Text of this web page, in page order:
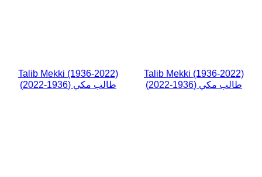
Talib Mekki (1936-2022)
طالب مكي (1936-2022)
Talib Mekki (1936-2022)
طالب مكي (1936-2022)